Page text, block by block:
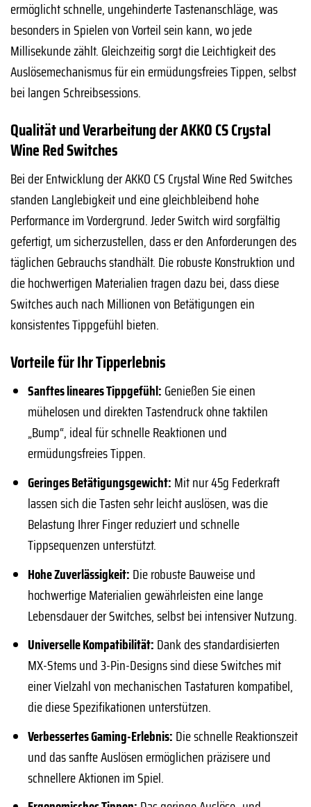
ermöglicht schnelle, ungehinderte Tastenanschläge, was
besonders in Spielen von Vorteil sein kann, wo jede
Millisekunde zählt. Gleichzeitig sorgt die Leichtigkeit des
Auslösemechanismus für ein ermüdungsfreies Tippen, selbst
bei langen Schreibsessions.
Qualität und Verarbeitung der AKKO CS Crystal
Wine Red Switches
Bei der Entwicklung der AKKO CS Crystal Wine Red Switches
standen Langlebigkeit und eine gleichbleibend hohe
Performance im Vordergrund. Jeder Switch wird sorgfältig
gefertigt, um sicherzustellen, dass er den Anforderungen des
täglichen Gebrauchs standhält. Die robuste Konstruktion und
die hochwertigen Materialien tragen dazu bei, dass diese
Switches auch nach Millionen von Betätigungen ein
konsistentes Tippgefühl bieten.
Vorteile für Ihr Tipperlebnis
Sanftes lineares Tippgefühl: Genießen Sie einen
mühelosen und direkten Tastendruck ohne taktilen
„Bump“, ideal für schnelle Reaktionen und
ermüdungsfreies Tippen.
Geringes Betätigungsgewicht: Mit nur 45g Federkraft
lassen sich die Tasten sehr leicht auslösen, was die
Belastung Ihrer Finger reduziert und schnelle
Tippsequenzen unterstützt.
Hohe Zuverlässigkeit: Die robuste Bauweise und
hochwertige Materialien gewährleisten eine lange
Lebensdauer der Switches, selbst bei intensiver Nutzung.
Universelle Kompatibilität: Dank des standardisierten
MX-Stems und 3-Pin-Designs sind diese Switches mit
einer Vielzahl von mechanischen Tastaturen kompatibel,
die diese Spezifikationen unterstützen.
Verbessertes Gaming-Erlebnis: Die schnelle Reaktionszeit
und das sanfte Auslösen ermöglichen präzisere und
schnellere Aktionen im Spiel.